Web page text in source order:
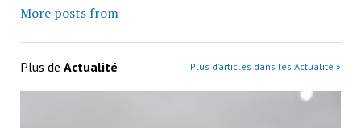
More posts from
Plus de Actualité Plus d’articles dans les Actualité »